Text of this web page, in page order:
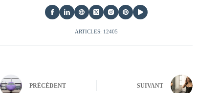
ARTICLES: 12405
PRÉCÉDENT SUIVANT